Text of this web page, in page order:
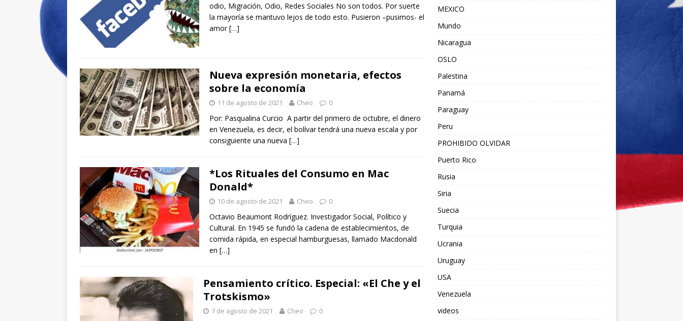
odio, Migración, Odio, Redes Sociales No son todos. Por suerte
la mayoría se mantuvo lejos de todo esto. Pusieron –pusimos- el
amor[…]
Nueva expresión monetaria, efectos
sobre la economía
11 de agosto de 2021 Cheo 0
Por: Pasqualina Curcio A partir del primero de octubre, el dinero
en Venezuela, es decir, el bolívar tendrá una nueva escala y por
consiguiente una nueva […]
*Los Rituales del Consumo en Mac
Donald*
10 de agosto de 2021 Cheo 0
Octavio Beaumont Rodríguez. Investigador Social, Político y
Cultural. En 1945 se fundó la cadena de establecimientos, de
comida rápida, en especial hamburguesas, llamado Macdonald
en […]
Pensamiento crítico. Especial: «El Che y el
Trotskismo»
7 de agosto de 2021 Cheo 0
MEXICO
Mundo
Nicaragua
OSLO
Palestina
Panamá
Paraguay
Peru
PROHIBIDO OLVIDAR
Puerto Rico
Rusia
Siria
Suecia
Turquia
Ucrania
Uruguay
USA
Venezuela
videos